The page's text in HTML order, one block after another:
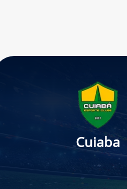
Cuiaba